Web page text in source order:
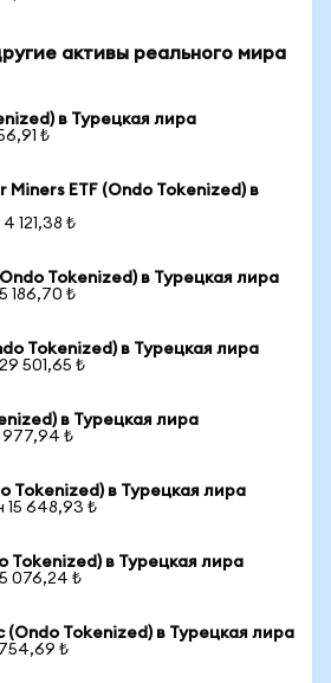
активы реального мира
в Турецкая лира
₺
Miners ETF (Ondo Tokenized) в
121,38 ₺
Tokenized) в Турецкая лира
186,70 ₺
Tokenized) в Турецкая лира
501,65 ₺
в Турецкая лира
977,94 ₺
Tokenized) в Турецкая лира
15 648,93 ₺
Tokenized) в Турецкая лира
076,24 ₺
Tokenized) в Турецкая лира
754,69 ₺